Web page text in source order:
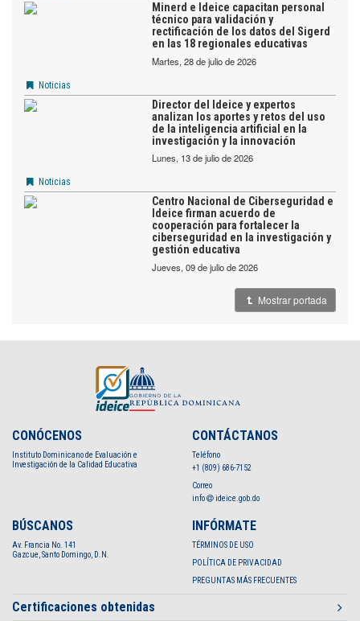
Minerd e Ideice capacitan personal
técnico para validación y
rectificación de los datos del Sigerd
en las 18 regionales educativas
martes, 28 de julio de 2026
Noticias
Director del Ideice y expertos
analizan los aportes y retos del uso
de la inteligencia artificial en la
investigación y la innovación
lunes, 13 de julio de 2026
Noticias
Centro Nacional de Ciberseguridad e
Ideice firman acuerdo de
cooperación para fortalecer la
ciberseguridad en la investigación y
gestión educativa
jueves, 09 de julio de 2026
Mostrar portada
CONÓCENOS
Instituto Dominicano de Evaluación e
Investigación de la Calidad Educativa
CONTÁCTANOS
Teléfono
+1 (809) 686-7152
Correo
info
ideice.gob.do
BÚSCANOS
Av. Francia No. 141
Gazcue, Santo Domingo, D.N.
INFÓRMATE
TÉRMINOS DE USO
POLÍTICA DE PRIVACIDAD
PREGUNTAS MÁS FRECUENTES
Certificaciones obtenidas